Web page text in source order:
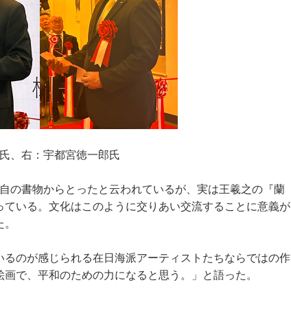
、右：宇都宮徳一郎氏
の書物からとったと云われているが、実は王羲之の『蘭
いる。文化はこのように交りあい交流することに意義が
のが感じられる在日海派アーティストたちならではの作
で、平和のための力になると思う。」と語った。